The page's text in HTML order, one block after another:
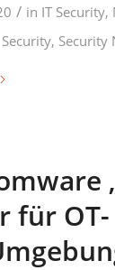
/ in IT Security,
Security, Security
für OT-